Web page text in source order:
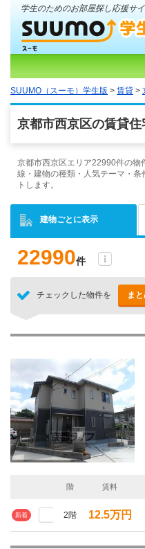
学生のためのお部屋探し応援サ
SUUMO（スーモ）学生版 > 賃貸 >
京都市西京区の賃貸
京都市西京区エリア22990件の物
線・建物の種類・人気テーマ・
トします。
建物ごとに表示
22990件
チェックした物件を ま
階 賃料
新着 2階 12.5万円